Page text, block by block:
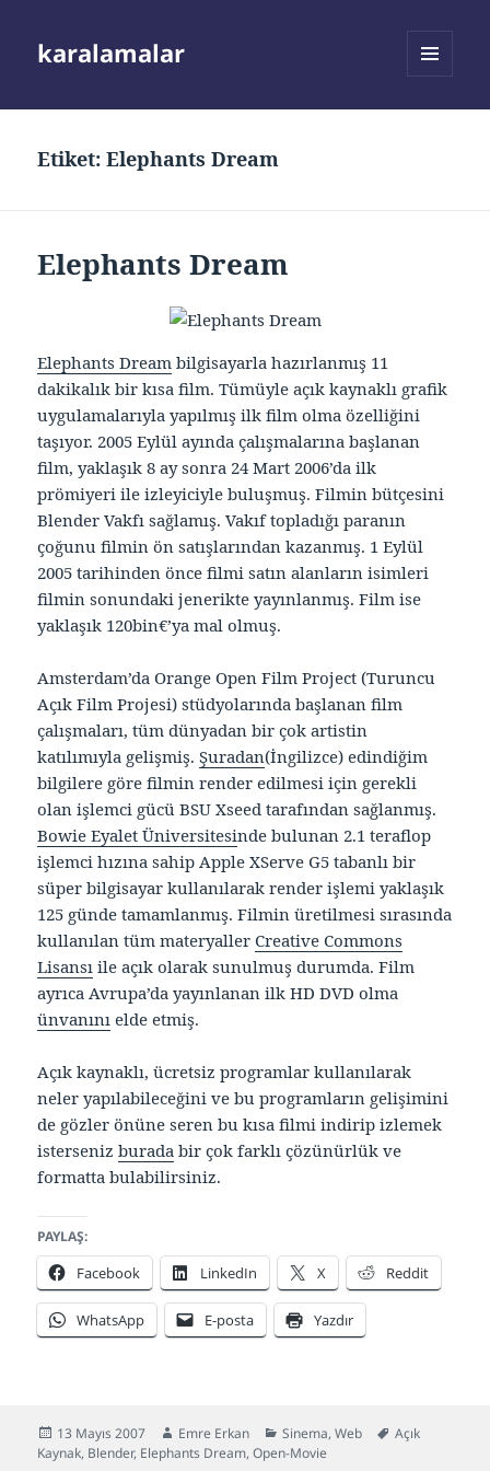
karalamalar
Etiket:Elephants Dream
Elephants Dream
Elephants Dream bilgisayarla hazırlanmış 11
dakikalık bir kısa film. Tümüyle açık kaynaklı grafik
uygulamalarıyla yapılmış ilk film olma özelliğini
taşıyor. 2005 Eylül ayında çalışmalarına başlanan
film, yaklaşık 8 ay sonra 24 Mart 2006’da ilk
prömiyeri ile izleyiciyle buluşmuş. Filmin bütçesini
Blender Vakfı sağlamış. Vakıf topladığı paranın
çoğunu filmin ön satışlarından kazanmış. 1 Eylül
2005 tarihinden önce filmi satın alanların isimleri
filmin sonundaki jenerikte yayınlanmış. Film ise
yaklaşık 120bin€’ya mal olmuş.
Amsterdam’da Orange Open Film Project (Turuncu
Açık Film Projesi) stüdyolarında başlanan film
çalışmaları, tüm dünyadan bir çok artistin
katılımıyla gelişmiş.Şuradan(İngilizce) edindiğim
bilgilere göre filmin render edilmesi için gerekli
olan işlemci gücü BSU Xseed tarafından sağlanmış.
Bowie Eyalet Üniversitesinde bulunan 2.1 teraflop
işlemci hızına sahip Apple XServe G5 tabanlı bir
süper bilgisayar kullanılarak render işlemi yaklaşık
125 günde tamamlanmış. Filmin üretilmesi sırasında
kullanılan tüm materyaller Creative Commons
Lisansı ile açık olarak sunulmuş durumda. Film
ayrıca Avrupa’da yayınlanan ilk HD DVD olma
ünvanını elde etmiş.
Açık kaynaklı, ücretsiz programlar kullanılarak
neler yapılabileceğini ve bu programların gelişimini
de gözler önüne seren bu kısa filmi indirip izlemek
istersenizburada bir çok farklı çözünürlük ve
formatta bulabilirsiniz.
PAYLAŞ:
Facebook LinkedIn X Reddit
WhatsApp E-posta Yazdır
Yayın
tarihi
13 Mayıs 2007 Yazar
Emre Erkan Kategoriler
Sinema,Web Etiketler
Açık
Kaynak, Blender, Elephants Dream,Open-Movie